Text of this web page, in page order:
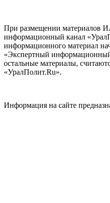
При размещении материалов
информационный канал
информационного материал
«Экспертный
остальные материалы,
«УралПолит.Ru».
Информация на сайте